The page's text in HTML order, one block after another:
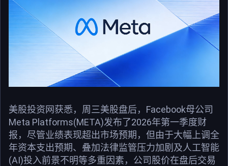
美股投资网获悉，周三美股盘后，Facebook母公司
Meta Platforms(META)发布了2026年第一季度财
报，尽管业绩表现超出市场预期，但由于大幅上调全
年资本支出预期、叠加法律监管压力加剧及人工智能
(AI)投入前景不明等多重因素，公司股价在盘后交易